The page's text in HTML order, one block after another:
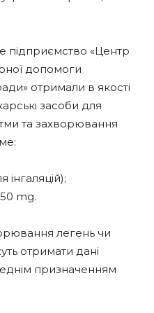
підприємство «Центр
допомоги
отримали в якості
засоби для
та захворювання
інгаляцій);
mg.
легень чи
отримати дані
призначенням